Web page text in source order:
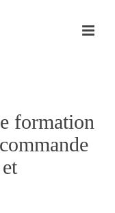
formation